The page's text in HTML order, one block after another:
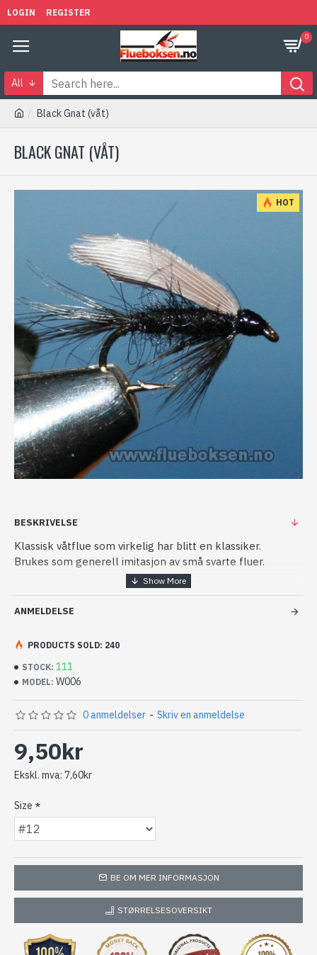
LOGIN REGISTER
0
All
Black Gnat (våt)
BLACK GNAT (VÅT)
HOT
BESKRIVELSE
Klassisk våtflue som virkelig har blitt en klassiker.
Brukes som generell imitasjon av små svarte fluer.
Brukes gjennom hele sesongen i elver og innsjøer. .
ANMELDELSE
STOCK: 111
MODEL: W006
PRODUCTS SOLD: 240
0 anmeldelser - Skriv en anmeldelse
9,50kr
Ekskl. mva: 7,60kr
Size
BE OM MER INFORMASJON
STØRRELSESOVERSIKT